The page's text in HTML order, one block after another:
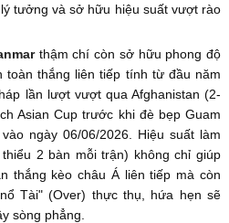
tưởng và sở hữu hiệu suất vượt rào
thậm chí còn sở hữu phong độ
thắng liên tiếp tính từ đầu năm
lần lượt vượt qua Afghanistan (2-
Asian Cup trước khi đè bẹp Guam
ngày 06/06/2026. Hiệu suất làm
2 bàn mỗi trận) không chỉ giúp
thắng kèo châu Á liên tiếp mà còn
Tài" (Over) thực thụ, hứa hẹn sẽ
sòng phẳng.